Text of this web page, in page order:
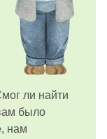
ли найти
было
нам